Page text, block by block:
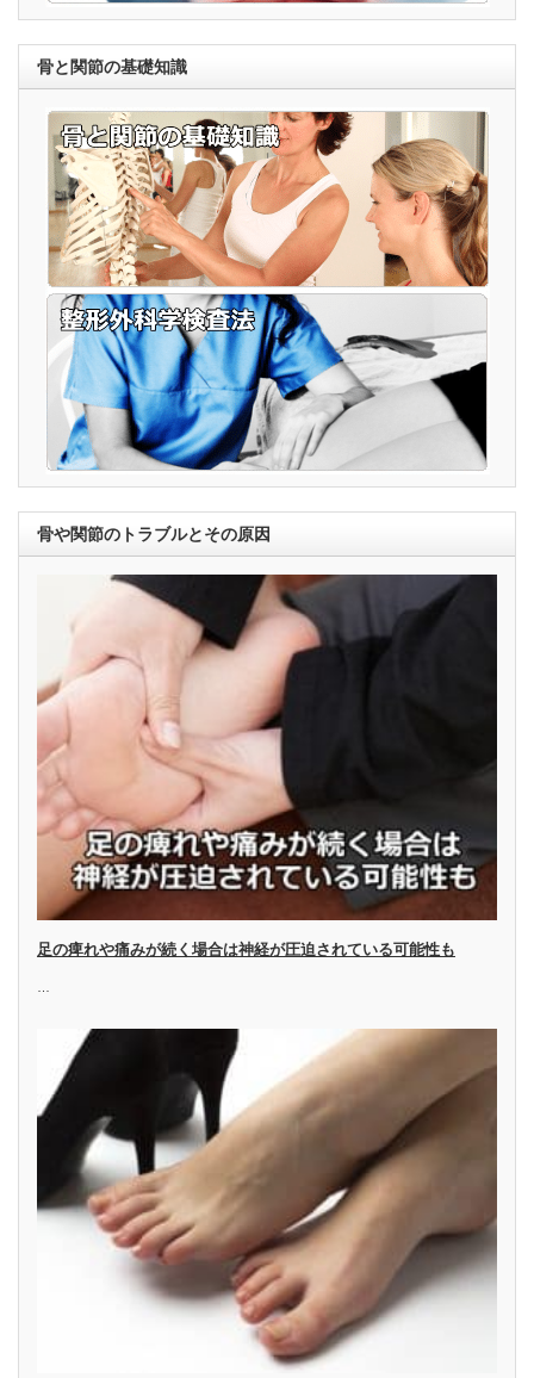
骨と関節の基礎知識
骨や関節のトラブルとその原因
足の痺れや痛みが続く場合は神経が圧迫されている可能性も